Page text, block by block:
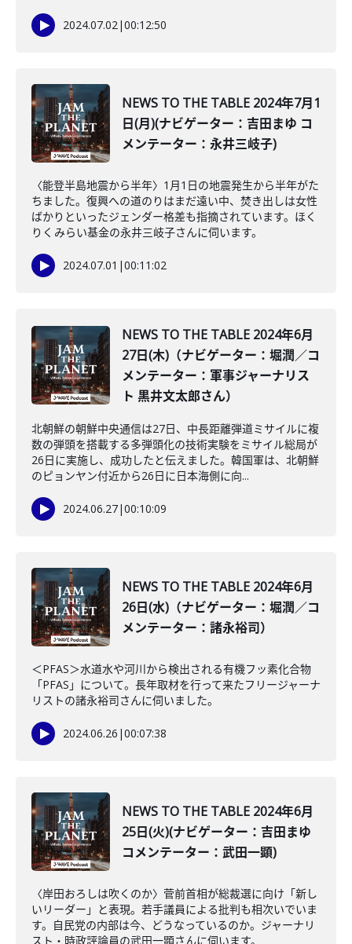
2024.07.02|00:12:50
NEWS TO THE TABLE 2024年7月1
日(月)(ナビゲーター：吉田まゆ コ
メンテーター：永井三岐子)
〈能登半島地震から半年〉1月1日の地震発生から半年がた
ちました。復興への道のりはまだ遠い中、焚き出しは女性
ばかりといったジェンダー格差も指摘されています。ほく
りくみらい基金の永井三岐子さんに伺います。
2024.07.01 |00:11:02
NEWS TO THE TABLE 2024年6月
27日(木)（ナビゲーター：堀潤／コ
メンテーター：軍事ジャーナリス
ト 黒井文太郎さん）
北朝鮮の朝鮮中央通信は27日、中長距離弾道ミサイルに複
数の弾頭を搭載する多弾頭化の技術実験をミサイル総局が
26日に実施し、成功したと伝えました。韓国軍は、北朝鮮
のピョンヤン付近から26日に日本海側に向...
2024.06.27|00:10:09
NEWS TO THE TABLE 2024年6月
26日(水)（ナビゲーター：堀潤／コ
メンテーター：諸永裕司）
＜PFAS＞水道水や河川から検出される有機フッ素化合物
「PFAS」について。長年取材を行って来たフリージャーナ
リストの諸永裕司さんに伺いました。
2024.06.26 |00:07:38
NEWS TO THE TABLE 2024年6月
25日(火)(ナビゲーター：吉田まゆ
コメンテーター：武田一顕)
〈岸田おろしは吹くのか〉菅前首相が総裁選に向け「新し
いリーダー」と表現。若手議員による批判も相次いでいま
す。自民党の内部は今、どうなっているのか。ジャーナリ
スト・時政評論員の武田一顕さんに伺います。